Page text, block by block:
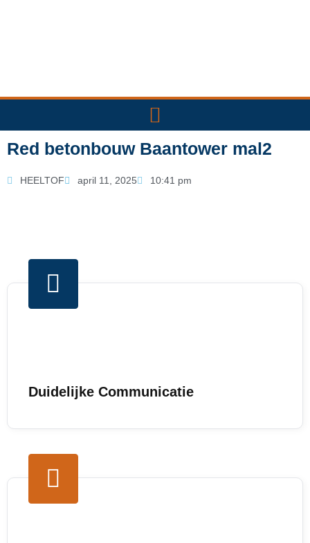
Red betonbouw Baantower mal2
HEELTOF april 11, 2025 10:41 pm
Duidelijke Communicatie